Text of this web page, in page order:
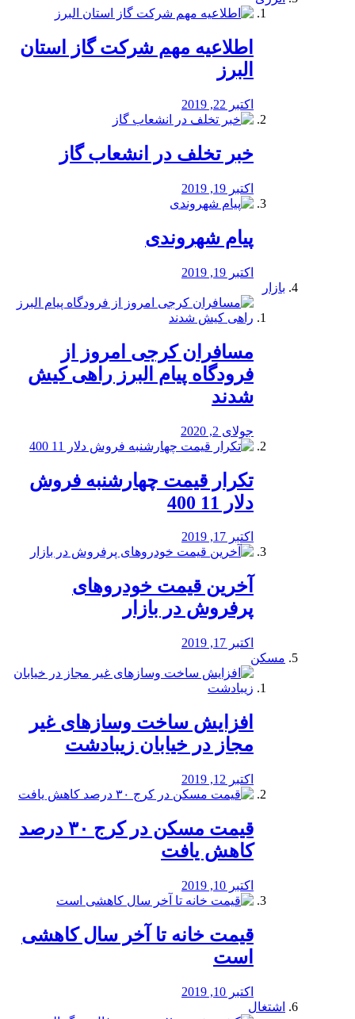
️اطلاعیه مهم شرکت گاز استان
البرز
اکتبر 22, 2019
خبر تخلف در انشعاب گاز
اکتبر 19, 2019
پیام شهروندی
اکتبر 19, 2019
بازار
مسافران کرجی امروز از
فرودگاه پیام البرز راهی کیش
شدند
جولای 2, 2020
تکرار قیمت چهارشنبه فروش
دلار 11 400
اکتبر 17, 2019
آخرین قیمت خودرو‌های
پرفروش در بازار
اکتبر 17, 2019
مسکن
افزایش ساخت وسازهای غیر
مجاز در خیابان زیبادشت
اکتبر 12, 2019
️قیمت مسکن در کرج ۳۰ درصد
کاهش یافت
اکتبر 10, 2019
قیمت خانه تا آخر سال کاهشی
است
اکتبر 10, 2019
اشتغال